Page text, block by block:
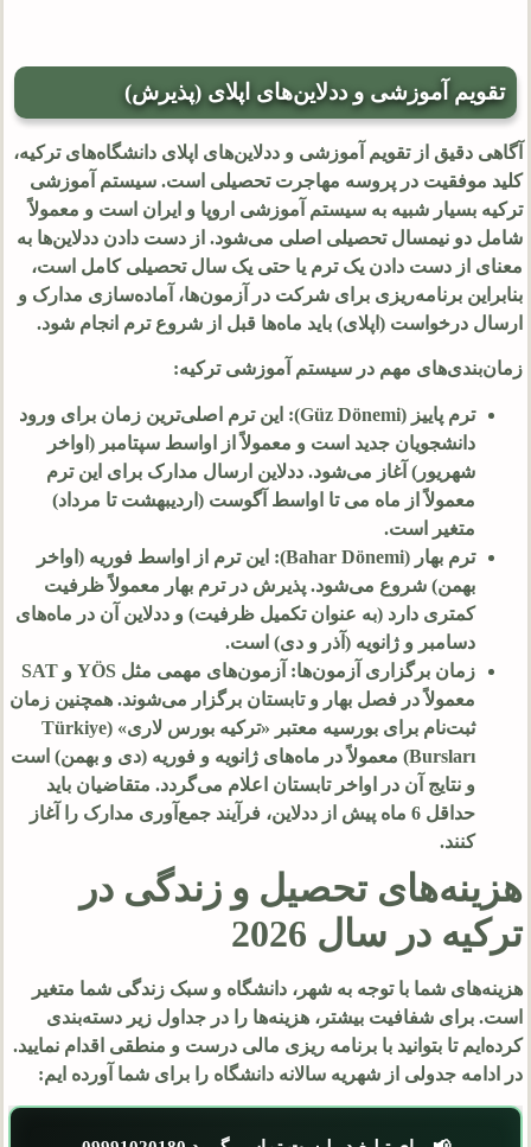
تقویم آموزشی و ددلاین‌های اپلای (پذیرش)
آگاهی دقیق از تقویم آموزشی و ددلاین‌های اپلای دانشگاه‌های ترکیه،
کلید موفقیت در پروسه مهاجرت تحصیلی است. سیستم آموزشی
ترکیه بسیار شبیه به سیستم آموزشی اروپا و ایران است و معمولاً
شامل دو نیمسال تحصیلی اصلی می‌شود. از دست دادن ددلاین‌ها به
معنای از دست دادن یک ترم یا حتی یک سال تحصیلی کامل است،
بنابراین برنامه‌ریزی برای شرکت در آزمون‌ها، آماده‌سازی مدارک و
ارسال درخواست (اپلای) باید ماه‌ها قبل از شروع ترم انجام شود.
زمان‌بندی‌های مهم در سیستم آموزشی ترکیه:
ترم پاییز (Güz Dönemi): این ترم اصلی‌ترین زمان برای ورود
دانشجویان جدید است و معمولاً از اواسط سپتامبر (اواخر
شهریور) آغاز می‌شود. ددلاین ارسال مدارک برای این ترم
معمولاً از ماه می تا اواسط آگوست (اردیبهشت تا مرداد)
متغیر است.
ترم بهار (Bahar Dönemi): این ترم از اواسط فوریه (اواخر
بهمن) شروع می‌شود. پذیرش در ترم بهار معمولاً ظرفیت
کمتری دارد (به عنوان تکمیل ظرفیت) و ددلاین آن در ماه‌های
دسامبر و ژانویه (آذر و دی) است.
زمان برگزاری آزمون‌ها: آزمون‌های مهمی مثل YÖS و SAT
معمولاً در فصل بهار و تابستان برگزار می‌شوند. همچنین زمان
ثبت‌نام برای بورسیه معتبر «ترکیه بورس لاری» (Türkiye
Bursları) معمولاً در ماه‌های ژانویه و فوریه (دی و بهمن) است
و نتایج آن در اواخر تابستان اعلام می‌گردد. متقاضیان باید
حداقل6 ماه پیش از ددلاین، فرآیند جمع‌آوری مدارک را آغاز
کنند.
هزینه‌های تحصیل و زندگی در
ترکیه در سال 2026
هزینه‌های شما با توجه به شهر، دانشگاه و سبک زندگی شما متغیر
است. برای شفافیت بیشتر، هزینه‌ها را در جداول زیر دسته‌بندی
کرده‌ایم تا بتوانید با برنامه ریزی مالی درست و منطقی اقدام نمایید.
در ادامه جدولی از شهریه سالانه دانشگاه را برای شما آورده ایم: